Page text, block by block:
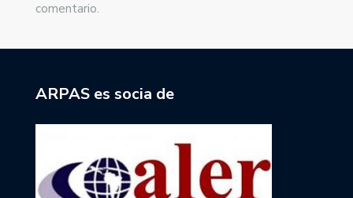
comentario.
ARPAS es socia de